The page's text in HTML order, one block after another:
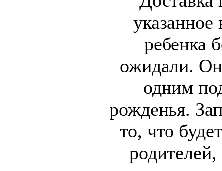
указанное
ребенка
ожидали.
одним
рожденья.
то, что